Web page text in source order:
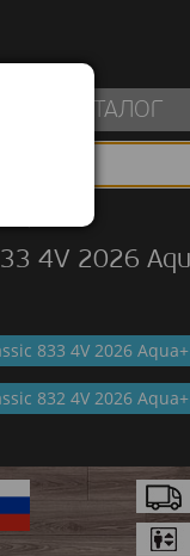
КАТАЛОГ
4V 2026
833 4V 2026 Aqua+
832 4V 2026 Aqua+